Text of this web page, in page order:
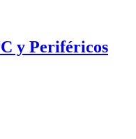
y Periféricos